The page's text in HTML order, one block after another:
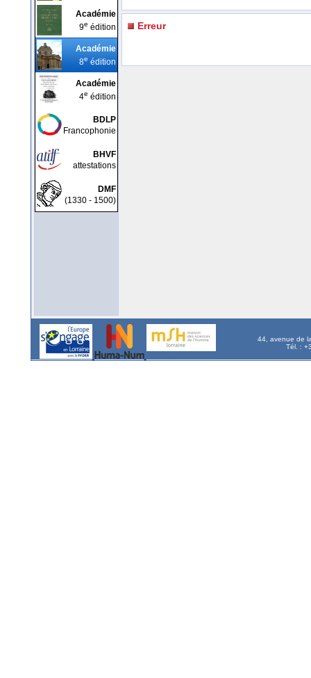
Académie
9e édition
Académie
8e édition
Académie
4e édition
BDLP
Francophonie
BHVF
attestations
DMF
(1330 - 1500)
Erreur
44, avenue de
Tél. :